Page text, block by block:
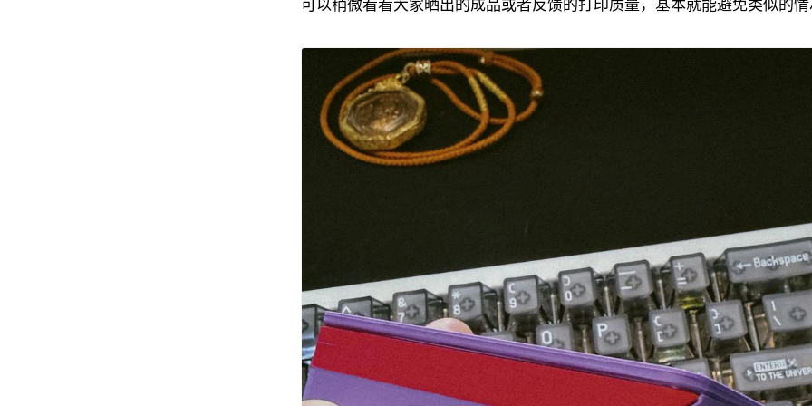
可以稍微看看大家晒出的成品或者反馈的打印质量，基本就能避免类似的